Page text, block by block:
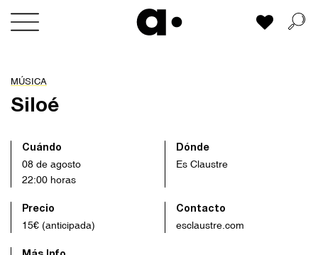
Skip
Mi lista
MÚSICA
Siloé
Cuándo
08 de agosto
22:00 horas
Dónde
Es Claustre
Precio
15€ (anticipada)
Contacto
esclaustre.com